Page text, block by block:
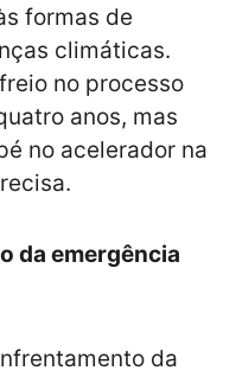
formas de
climáticas.
no processo
anos, mas
no acelerador na
da emergência
da